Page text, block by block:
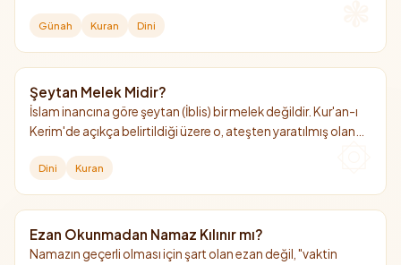
bu yasağın hikmetleri arasında sayılır.
Günah Kuran Dini
Şeytan Melek Midir?
İslam inancına göre şeytan (İblis) bir melek değildir. Kur'an-ı
Kerim'de açıkça belirtildiği üzere o, ateşten yaratılmış olan
Dini Kuran
Ezan Okunmadan Namaz Kılınır mı?
Namazın geçerli olması için şart olan ezan değil, "vaktin